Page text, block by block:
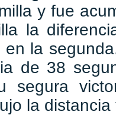
y fue
la
la
de 38
segura
la